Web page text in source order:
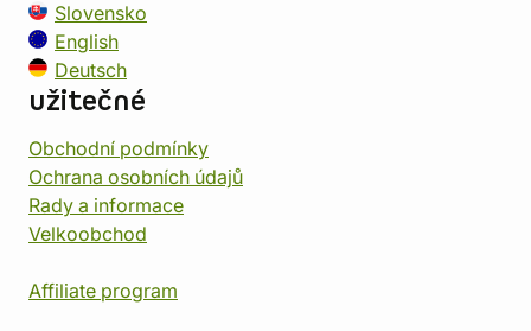
Slovensko
English
Deutsch
užitečné
Obchodní podmínky
Ochrana osobních údajů
Rady a informace
Velkoobchod
Affiliate program